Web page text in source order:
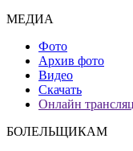
МЕДИА
Фото
Архив фото
Видео
Скачать
Онлайн
БОЛЕЛЬЩИКАМ